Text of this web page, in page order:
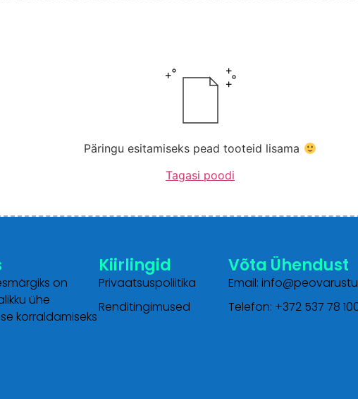
Päringu esitamiseks pead tooteid lisama
Tagasi poodi
on
ühe
korraldamiseks
Kiirlingid
Privaatsuspoliitika
Renditingimused
Võta Ühendust
Email:
Telefon: +372 537 78